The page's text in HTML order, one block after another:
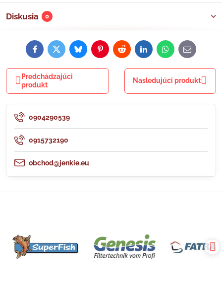
Diskusia 0
FacebookTwitterBlueskyPinterestRedditLinkedInWhatsApp
E-
mail
Predchádzajúci
produkt
Nasledujúci produkt
0904290539
0915732190
obchod@jenkie.eu